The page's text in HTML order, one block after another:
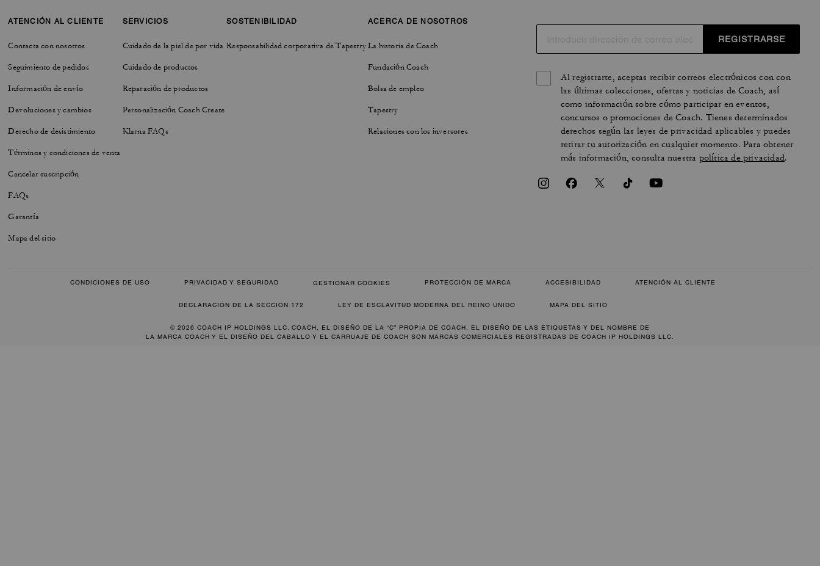
ATENCIÓN AL CLIENTE
Contacta con nosotros
Seguimiento de pedidos
Información de envío
Devoluciones y cambios
Derecho de desistimiento
Términos y condiciones de venta
Cancelar suscripción
FAQs
Garantía
Mapa del sitio
SERVICIOS
Cuidado de la piel de por vida
Cuidado de productos
Reparación de productos
Personalización Coach Create
Klarna FAQs
SOSTENIBILIDAD
Responsabilidad corporativa de Tapestry
ACERCA DE NOSOTROS
La historia de Coach
Fundación Coach
Bolsa de empleo
Tapestry
Relaciones con los inversores
REGISTRARSE
Al registrarte, aceptas recibir correos electrónicos con con
las últimas colecciones, ofertas y noticias de Coach, así
como información sobre cómo participar en eventos,
concursos o promociones de Coach. Tienes determinados
derechos según las leyes de privacidad aplicables y puedes
retirar tu autorización en cualquier momento. Para obtener
más información, consulta nuestra política de privacidad.
CONDICIONES DE USO PRIVACIDAD Y SEGURIDAD GESTIONAR COOKIES PROTECCIÓN DE MARCA ACCESIBILIDAD ATENCIÓN AL CLIENTE
DECLARACIÓN DE LA SECCIÓN 172 LEY DE ESCLAVITUD MODERNA DEL REINO UNIDO MAPA DEL SITIO
© 2026 COACH IP HOLDINGS LLC. COACH, EL DISEÑO DE LA “C” PROPIA DE COACH, EL DISEÑO DE LAS ETIQUETAS Y DEL NOMBRE DE
LA MARCA COACH Y EL DISEÑO DEL CABALLO Y EL CARRUAJE DE COACH SON MARCAS COMERCIALES REGISTRADAS DE COACH IP HOLDINGS LLC.